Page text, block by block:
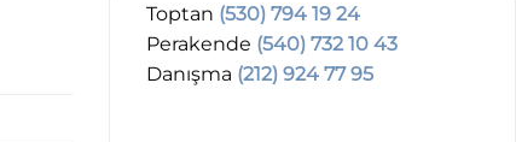
Toptan (530) 794 19 24
Perakende (540) 732 10 43
Danışma (212) 924 77 95